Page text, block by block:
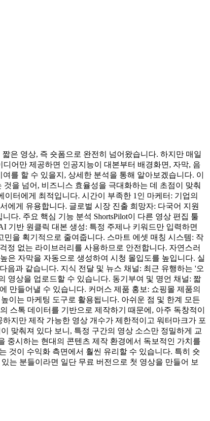
은 영상, 즉 숏폼으로 완전히 넘어왔습니다. 하지만 매일
어만 제공하면 인공지능이 대본부터 배경화면, 자막, 음
를 할 수 있을지, 상세한 분석을 통해 알아보겠습니다. 이
을 넘어, 비즈니스 효율성을 극대화하는 데 초점이 맞춰
터에게 최적입니다. 시간이 부족한 1인 마케터: 기업의
에게 유용합니다. 글로벌 시장 진출 희망자: 다국어 지원
다. 주요 핵심 기능 분석 ShortsPilot이 다른 영상 편집 툴
기반 원클릭 대본 생성: 특정 주제나 키워드만 입력하면
을 획기적으로 줄여줍니다. 스마트 에셋 매칭 시스템: 작
정 없는 라이브러리를 사용하므로 안전합니다. 자연스러
은 자막을 자동으로 생성하여 시청 몰입도를 높입니다. 실
음과 같습니다. 지식 전달 및 뉴스 채널: 최근 유행하는 '오
영상을 업로드할 수 있습니다. 동기부여 및 명언 채널: 짧
만들어낼 수 있습니다. 커머스 제품 홍보: 쇼핑몰 제품의
이는 마케팅 도구로 활용됩니다. 아쉬운 점 및 한계 모든
스톡 데이터를 기반으로 제작하기 때문에, 아주 독창적이
지만 제작 가능한 영상 개수가 제한적이고 워터마크가 포
맞춰져 있다 보니, 특정 구간의 영상 소스만 정밀하게 교
중시하는 현대의 콘텐츠 제작 환경에서 독보적인 가치를
것이 수익화 측면에서 훨씬 유리할 수 있습니다. 특히 숏
는 분들이라면 일단 무료 버전으로 첫 영상을 만들어 보